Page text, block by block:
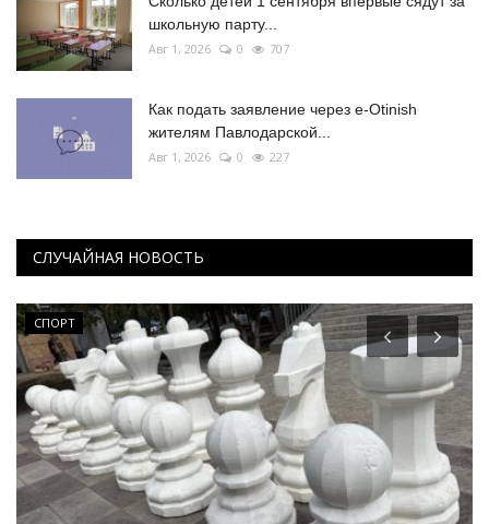
школьную парту...
Авг 1, 2026 0 707
Как подать заявление через e-Otinish
жителям Павлодарской...
Авг 1, 2026 0 227
СЛУЧАЙНАЯ НОВОСТЬ
СПОРТ